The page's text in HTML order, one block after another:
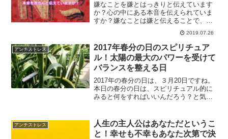
嫌なことを嫌とはっきりと伝えています
か？心の中にある本音を伝えられていま
すか？嫌なことは嫌と伝えることで、人
間関係はスムーズになっていきます。心
の声に従って生きることで魂の喜ぶ生き
方ができるということについて解説しま
す。
2019.07.26
アンチストレス
2017年春分の日のスピリチュア
ル！太陽の最大のパワーを受けて
バランスを整える日
2017年の春分の日は、３月20日ですね。
本日の春分の日は、スピリチュアル的に
みると何をすればいいんだろう？と気に
介します。
アンチストレス
人生の主人公はあなただというこ
と！幸せも不幸もあなた次第で決